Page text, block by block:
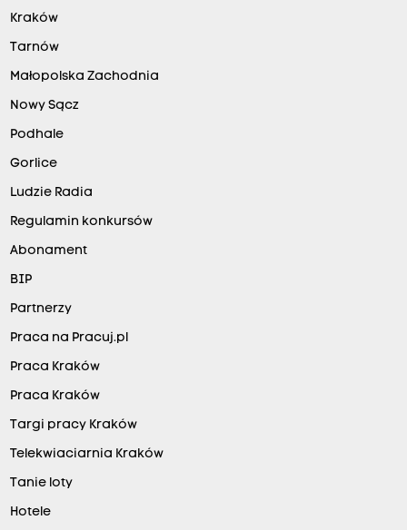
Kraków
Tarnów
Małopolska Zachodnia
Nowy Sącz
Podhale
Gorlice
Ludzie Radia
Regulamin konkursów
Abonament
BIP
Partnerzy
Praca na Pracuj.pl
Praca Kraków
Praca Kraków
Targi pracy Kraków
Telekwiaciarnia Kraków
Tanie loty
Hotele